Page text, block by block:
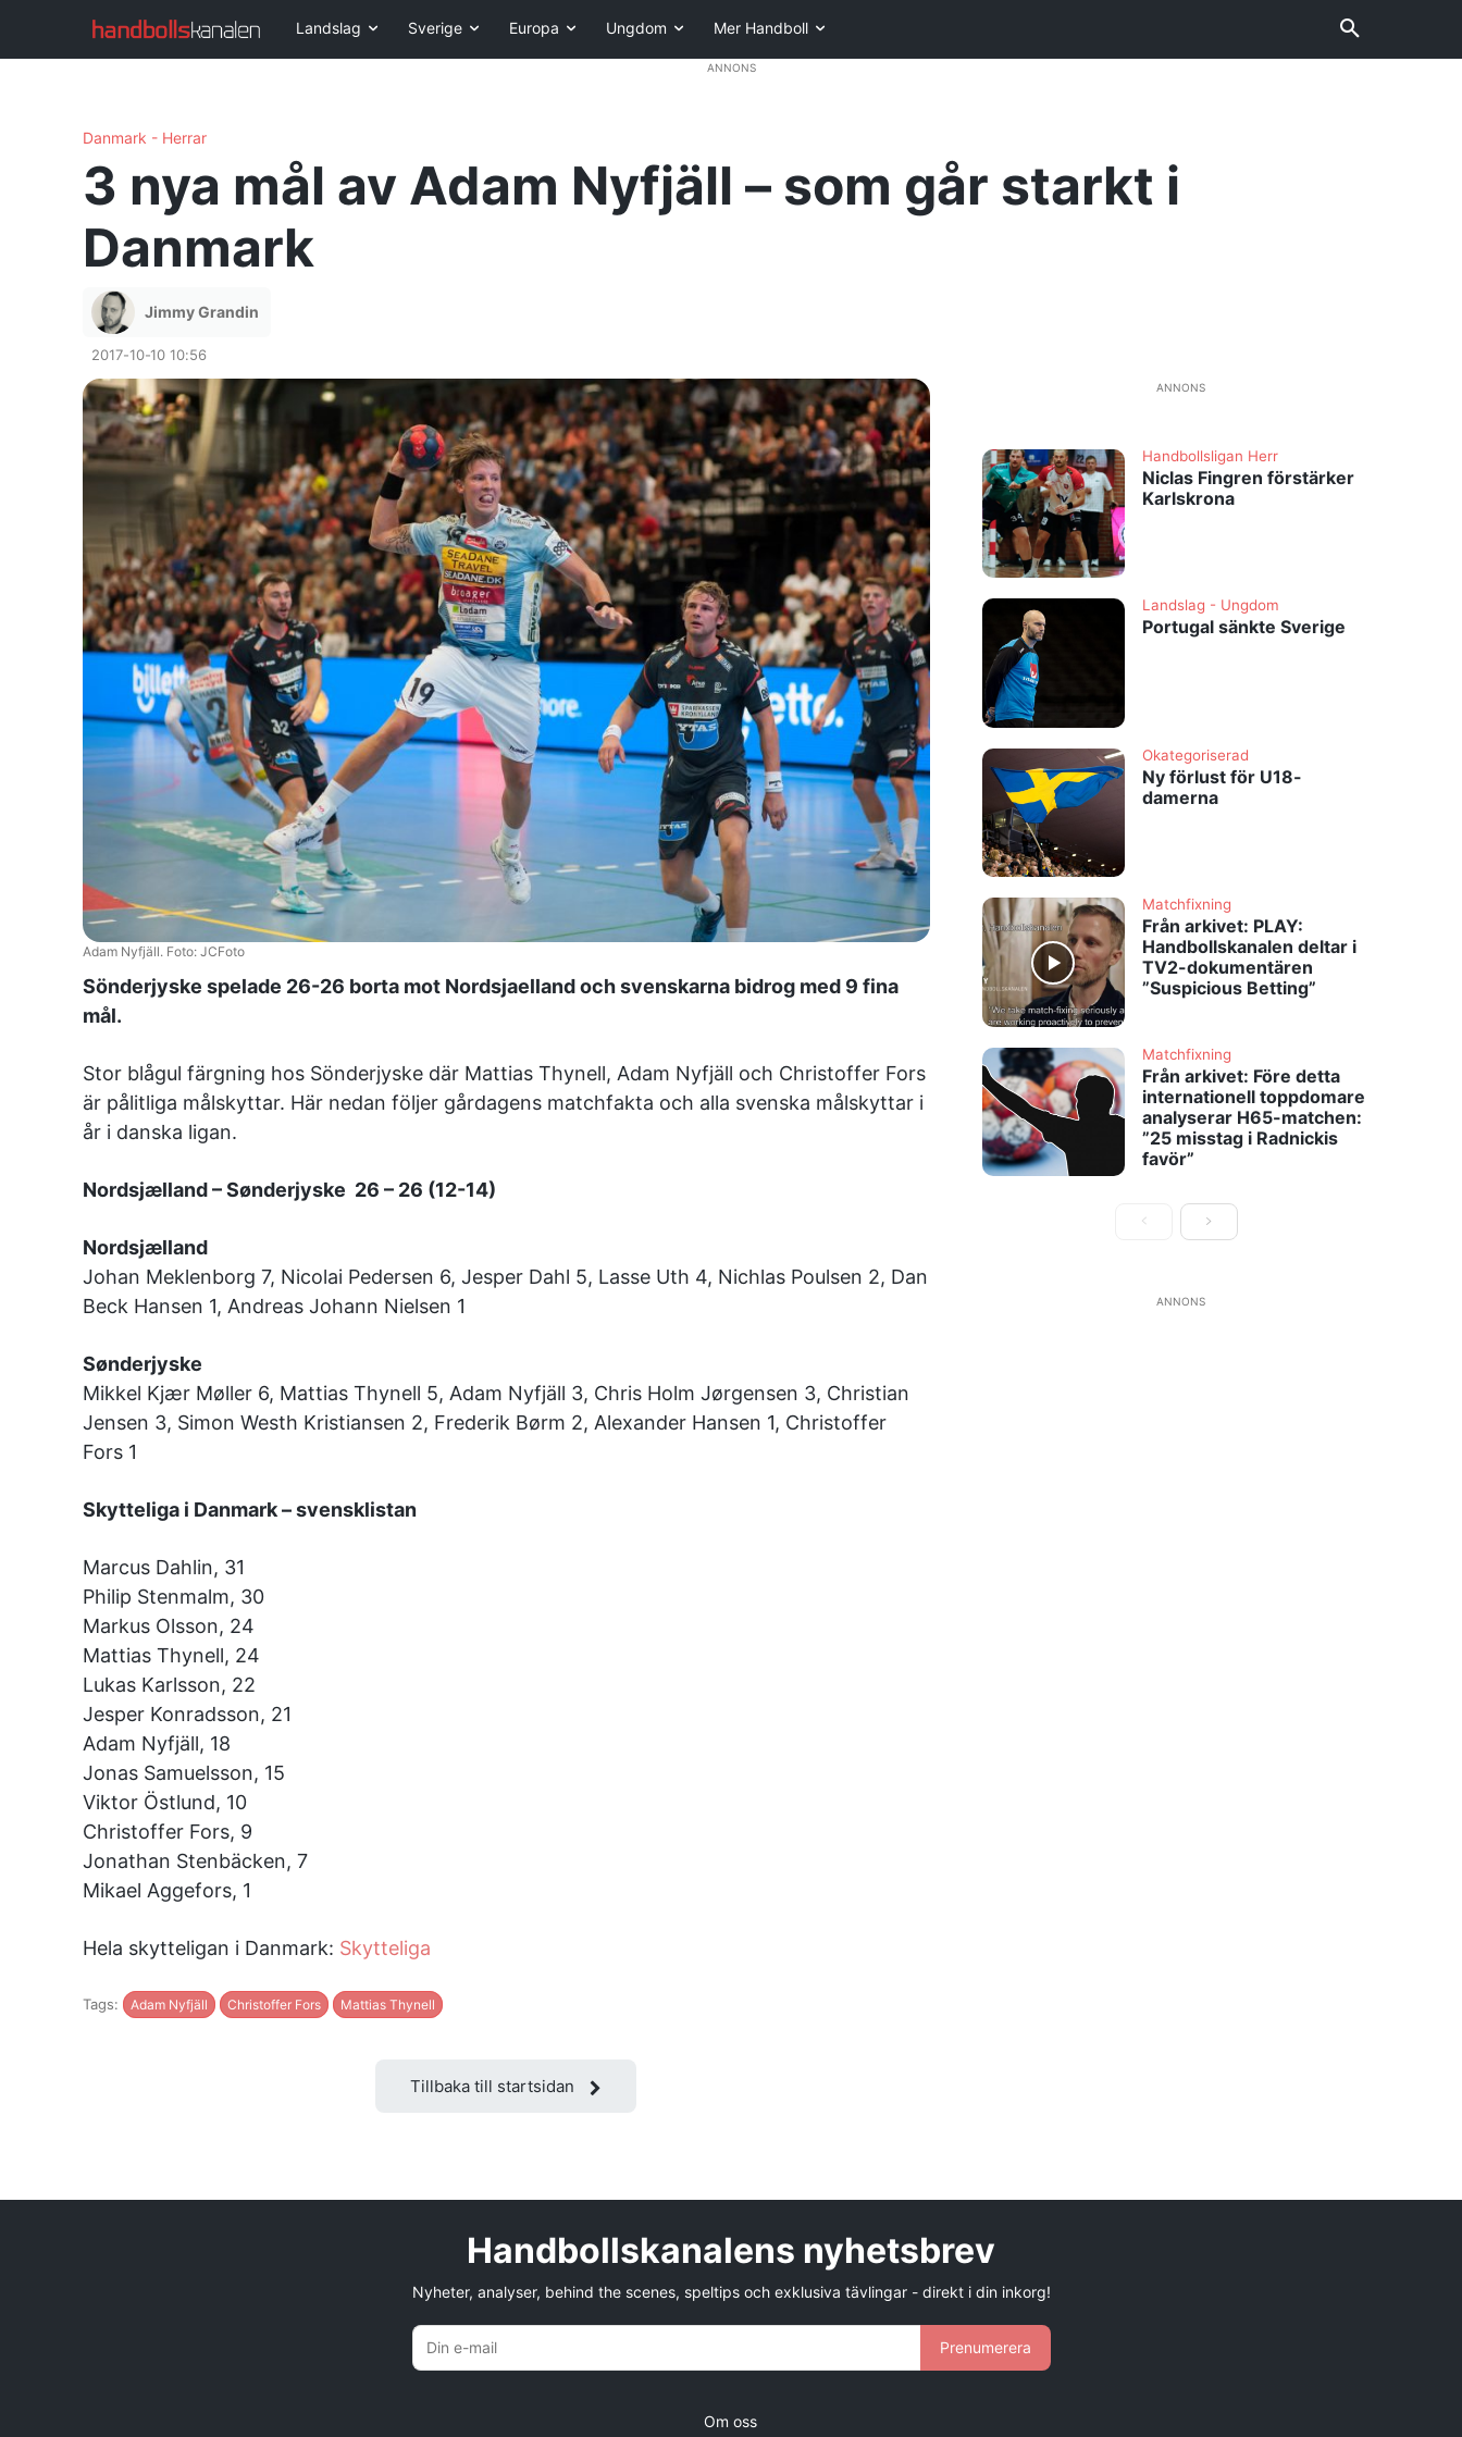
Landslag Sverige Europa Ungdom Mer Handboll
ANNONS
Danmark - Herrar
3 nya mål av Adam Nyfjäll – som går starkt i
Danmark
Jimmy Grandin
2017-10-10 10:56
Adam Nyfjäll. Foto: JCFoto
Sönderjyske spelade 26-26 borta mot Nordsjaelland och svenskarna bidrog med 9 fina
mål.
Stor blågul färgning hos Sönderjyske där Mattias Thynell, Adam Nyfjäll och Christoffer Fors
är pålitliga målskyttar. Här nedan följer gårdagens matchfakta och alla svenska målskyttar i
år i danska ligan.
Nordsjælland – Sønderjyske 26 – 26 (12-14)
Nordsjælland
Johan Meklenborg 7, Nicolai Pedersen 6, Jesper Dahl 5, Lasse Uth 4, Nichlas Poulsen 2, Dan
Beck Hansen 1, Andreas Johann Nielsen 1
Sønderjyske
Mikkel Kjær Møller 6, Mattias Thynell 5, Adam Nyfjäll 3, Chris Holm Jørgensen 3, Christian
Jensen 3, Simon Westh Kristiansen 2, Frederik Børm 2, Alexander Hansen 1, Christoffer
Fors 1
Skytteliga i Danmark – svensklistan
Marcus Dahlin, 31
Philip Stenmalm, 30
Markus Olsson, 24
Mattias Thynell, 24
Lukas Karlsson, 22
Jesper Konradsson, 21
Adam Nyfjäll, 18
Jonas Samuelsson, 15
Viktor Östlund, 10
Christoffer Fors, 9
Jonathan Stenbäcken, 7
Mikael Aggefors, 1
Hela skytteligan i Danmark: Skytteliga
Tags: Adam Nyfjäll Christoffer Fors Mattias Thynell
Tillbaka till startsidan
ANNONS
Handbollsligan Herr
Niclas Fingren förstärker
Karlskrona
Landslag - Ungdom
Portugal sänkte Sverige
Okategoriserad
Ny förlust för U18-
damerna
Matchfixning
Från arkivet: PLAY:
Handbollskanalen deltar i
TV2-dokumentären
”Suspicious Betting”
Matchfixning
Från arkivet: Före detta
internationell toppdomare
analyserar H65-matchen:
”25 misstag i Radnickis
favör”
ANNONS
Handbollskanalens nyhetsbrev
Nyheter, analyser, behind the scenes, speltips och exklusiva tävlingar - direkt i din inkorg!
Prenumerera
Om oss